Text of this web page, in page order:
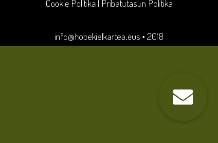
Cookie Politika | Pribatutasun Politika
info@hobekielkartea.eus • 2018